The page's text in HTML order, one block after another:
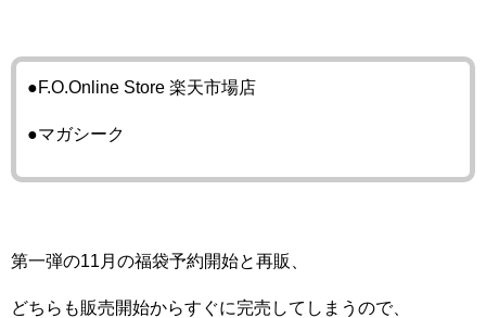
●F.O.Online Store 楽天市場店
●マガシーク
第一弾の11月の福袋予約開始と再販、
どちらも販売開始からすぐに完売してしまうので、